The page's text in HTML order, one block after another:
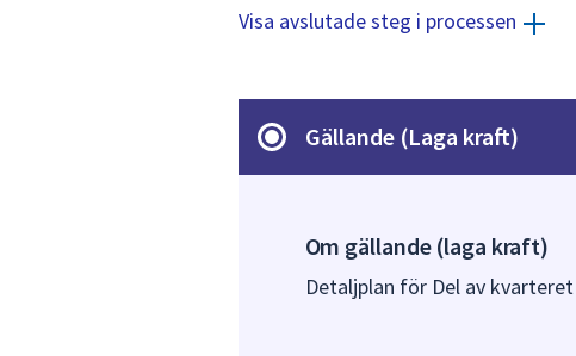
Visa avslutade steg i processen
Gällande (Laga kraft)
Om gällande (laga kraft)
Detaljplan för Del av